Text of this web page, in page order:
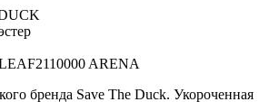
ARENA
бренда Save The Duck. Укороченная